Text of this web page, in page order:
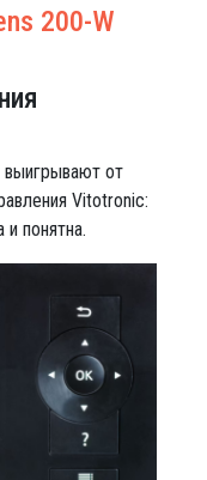
200-W
выигрывают от
Vitotronic:
понятна.